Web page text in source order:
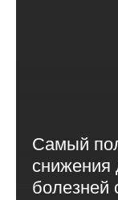
Самый
снижения
болезней